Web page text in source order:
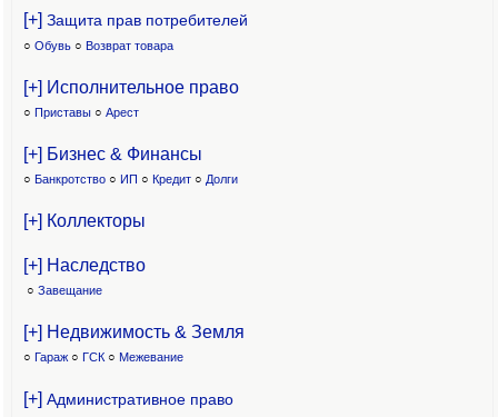
[+] Защита прав потребителей
○ Обувь ○ Возврат товара
[+] Исполнительное право
○ Приставы ○ Арест
[+] Бизнес & Финансы
○ Банкротство ○ ИП ○ Кредит ○ Долги
[+] Коллекторы
[+] Наследство
○ Завещание
[+] Недвижимость & Земля
○ Гараж ○ ГСК ○ Межевание
[+] Административное право